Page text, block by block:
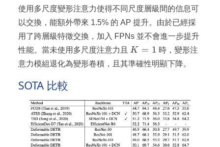
使用多尺度變形注意力使得不同尺度層級間的信息可
以交換，能額外帶來 1.5% 的 AP 提升。由於已經採
用了跨層級特徵交換，加入 FPNs 並不會進一步提升
性能。當未使用多尺度注意力且
K=1
K = 1 時，變形注
意力模組退化為變形卷積，且其準確性明顯下降。
SOTA 比較